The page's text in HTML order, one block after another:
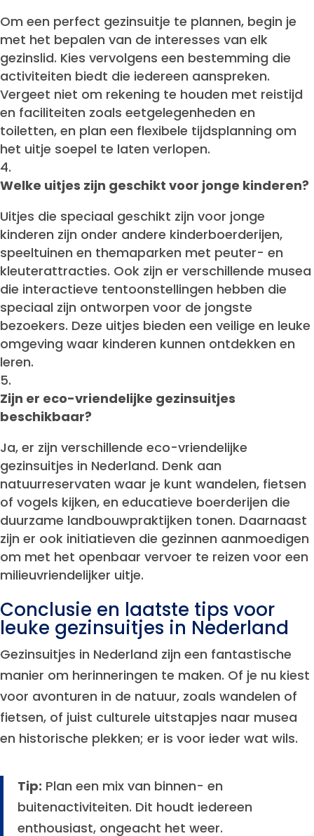
Om een perfect gezinsuitje te plannen, begin je
met het bepalen van de interesses van elk
gezinslid. Kies vervolgens een bestemming die
activiteiten biedt die iedereen aanspreken.
Vergeet niet om rekening te houden met reistijd
en faciliteiten zoals eetgelegenheden en
toiletten, en plan een flexibele tijdsplanning om
het uitje soepel te laten verlopen.
Welke uitjes zijn geschikt voor jonge kinderen?
Uitjes die speciaal geschikt zijn voor jonge
kinderen zijn onder andere kinderboerderijen,
speeltuinen en themaparken met peuter- en
kleuterattracties. Ook zijn er verschillende musea
die interactieve tentoonstellingen hebben die
speciaal zijn ontworpen voor de jongste
bezoekers. Deze uitjes bieden een veilige en leuke
omgeving waar kinderen kunnen ontdekken en
leren.
Zijn er eco-vriendelijke gezinsuitjes
beschikbaar?
Ja, er zijn verschillende eco-vriendelijke
gezinsuitjes in Nederland. Denk aan
natuurreservaten waar je kunt wandelen, fietsen
of vogels kijken, en educatieve boerderijen die
duurzame landbouwpraktijken tonen. Daarnaast
zijn er ook initiatieven die gezinnen aanmoedigen
om met het openbaar vervoer te reizen voor een
milieuvriendelijker uitje.
Conclusie en laatste tips voor
leuke gezinsuitjes in Nederland
Gezinsuitjes in Nederland zijn een fantastische
manier om herinneringen te maken. Of je nu kiest
voor avonturen in de natuur, zoals wandelen of
fietsen, of juist culturele uitstapjes naar musea
en historische plekken; er is voor ieder wat wils.
Tip: Plan een mix van binnen- en
buitenactiviteiten. Dit houdt iedereen
enthousiast, ongeacht het weer.